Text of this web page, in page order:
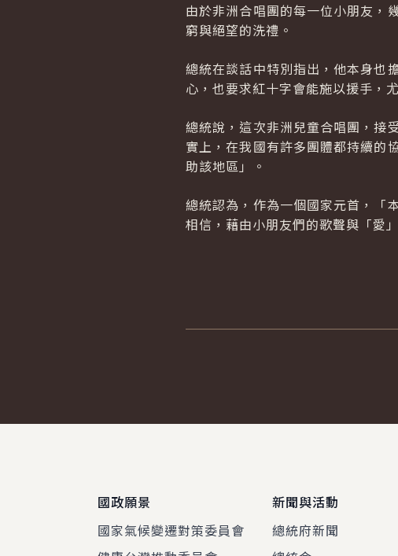
由於非洲合唱團的每一位小朋友，
窮與絕望的洗禮。
總統在談話中特別指出，他本身也
心，也要求紅十字會能施以援手，
總統說，這次非洲兒童合唱團，接
實上，在我國有許多團體都持續的
助該地區」。
總統認為，作為一個國家元首，「
相信，藉由小朋友們的歌聲與「愛
國政願景
國家氣候變遷對策委員會
新聞與活動
總統府新聞